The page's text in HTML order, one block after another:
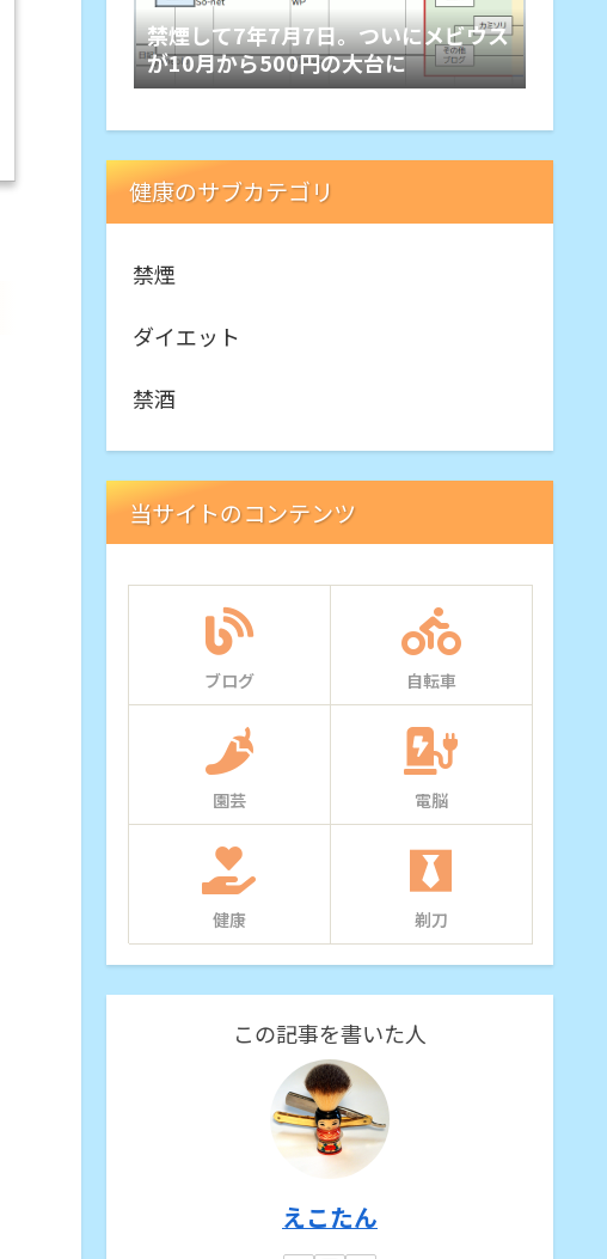
禁煙して7年7月7日。ついにメビウス
が10月から500円の大台に
健康のサブカテゴリ
禁煙
ダイエット
禁酒
当サイトのコンテンツ
ブログ 自転車
園芸 電脳
健康 剃刀
この記事を書いた人
えこたん